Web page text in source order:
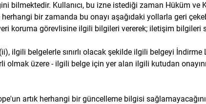
bilmektedir. Kullanıcı, bu izne istediği zaman Hüküm ve
bir zamanda bu onayı aşağıdaki yollarla geri
koruma görevlisine ilgili bilgileri vererek; iletişim bilgileri
ilgili belgelerle sınırlı olacak şekilde ilgili belgeyi
üzere - ilgili belge için yer alan ilgili kutudan
artık herhangi bir güncelleme bilgisi